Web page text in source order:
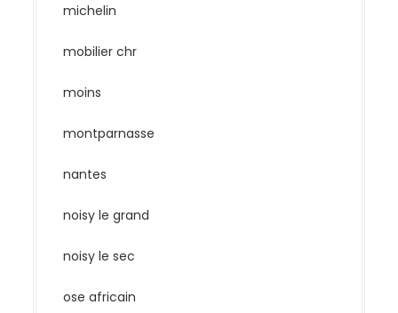
michelin
mobilier chr
moins
montparnasse
nantes
noisy le grand
noisy le sec
ose africain